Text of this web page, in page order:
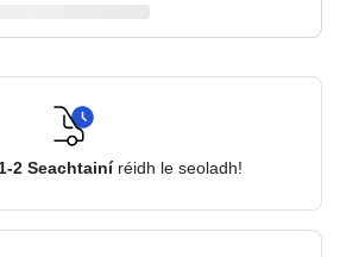
1-2 Seachtainí réidh le seoladh!